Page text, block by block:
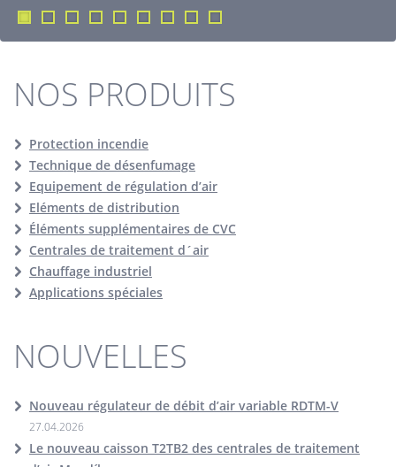
NOS PRODUITS
Protection incendie
Technique de désenfumage
Equipement de régulation d’air
Eléments de distribution
Éléments supplémentaires de CVC
Centrales de traitement d´air
Chauffage industriel
Applications spéciales
NOUVELLES
Nouveau régulateur de débit d’air variable RDTM-V
27.04.2026
Le nouveau caisson T2TB2 des centrales de traitement